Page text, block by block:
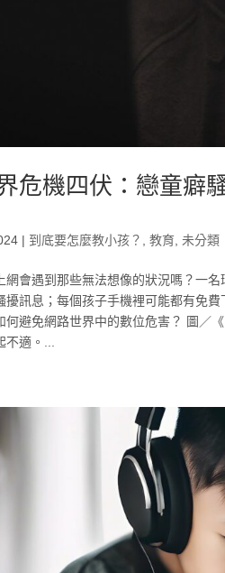
危機四伏：戀童癖
| 到底要怎麼教小孩？ ,教育 未分類
網會遇到那些無法想像的狀況嗎？一
擾訊息；每個孩子手機裡可能都有免
何避免網路世界中的數位危害？ 圖／
適。...